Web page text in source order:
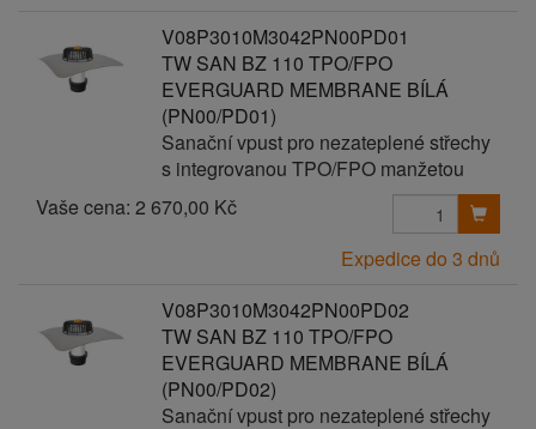
V08P3010M3042PN00PD01
TW SAN BZ 110 TPO/FPO
EVERGUARD MEMBRANE BÍLÁ
(PN00/PD01)
Sanační vpust pro nezateplené střechy
s integrovanou TPO/FPO manžetou
Vaše cena: 2 670,00 Kč
Expedice do 3 dnů
V08P3010M3042PN00PD02
TW SAN BZ 110 TPO/FPO
EVERGUARD MEMBRANE BÍLÁ
(PN00/PD02)
Sanační vpust pro nezateplené střechy